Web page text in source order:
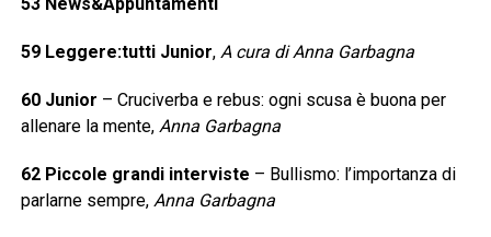
53 News&Appuntamenti
59 Leggere:tutti Junior, A cura di Anna Garbagna
60 Junior – Cruciverba e rebus: ogni scusa è buona per
allenare la mente, Anna Garbagna
62 Piccole grandi interviste – Bullismo: l’importanza di
parlarne sempre, Anna Garbagna